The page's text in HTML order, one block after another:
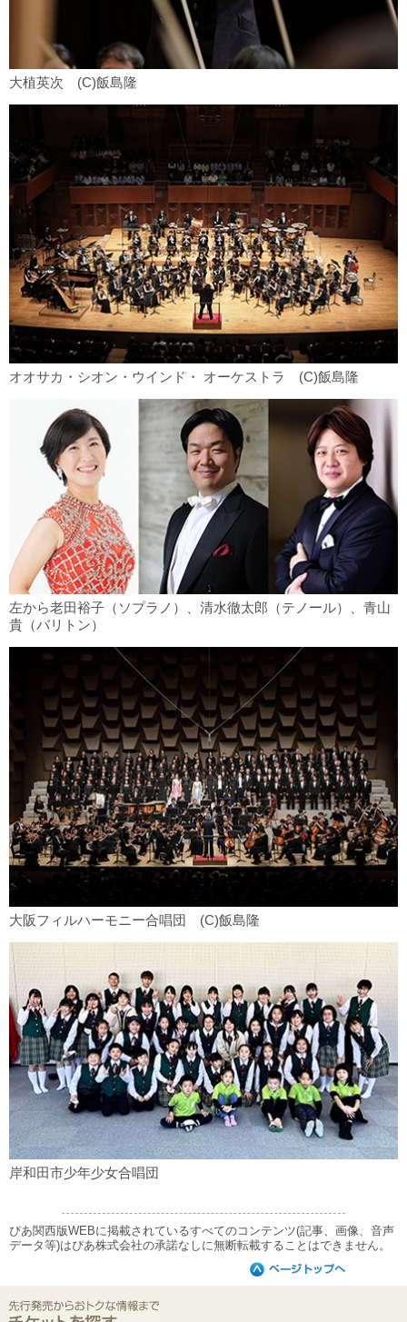
大植英次 (C)飯島隆
オオサカ・シオン・ウインド・ オーケストラ (C)飯島隆
左から老田裕子（ソプラノ）、清水徹太郎（テノール）、青山
貴（バリトン）
大阪フィルハーモニー合唱団 (C)飯島隆
岸和田市少年少女合唱団
ぴあ関西版WEBに掲載されているすべてのコンテンツ(記事、画像、音声
データ等)はぴあ株式会社の承諾なしに無断転載することはできません。